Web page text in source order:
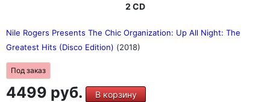
2 CD
Nile Rogers Presents The Chic Organization: Up All Night: The
Greatest Hits (Disco Edition) (2018)
Под заказ
4499 руб. В корзину